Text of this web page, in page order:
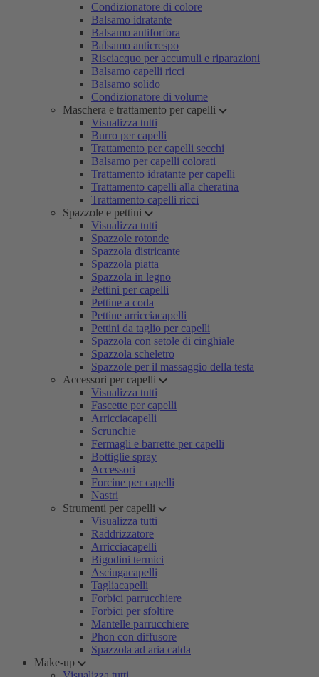
Condizionatore di colore
Balsamo idratante
Balsamo antiforfora
Balsamo anticrespo
Risciacquo per accumuli e riparazioni
Balsamo capelli ricci
Balsamo solido
Condizionatore di volume
Maschera e trattamento per capelli
Visualizza tutti
Burro per capelli
Trattamento per capelli secchi
Balsamo per capelli colorati
Trattamento idratante per capelli
Trattamento capelli alla cheratina
Trattamento capelli ricci
Spazzole e pettini
Visualizza tutti
Spazzole rotonde
Spazzola districante
Spazzola piatta
Spazzola in legno
Pettini per capelli
Pettine a coda
Pettine arricciacapelli
Pettini da taglio per capelli
Spazzola con setole di cinghiale
Spazzola scheletro
Spazzole per il massaggio della testa
Accessori per capelli
Visualizza tutti
Fascette per capelli
Arricciacapelli
Scrunchie
Fermagli e barrette per capelli
Bottiglie spray
Accessori
Forcine per capelli
Nastri
Strumenti per capelli
Visualizza tutti
Raddrizzatore
Arricciacapelli
Bigodini termici
Asciugacapelli
Tagliacapelli
Forbici parrucchiere
Forbici per sfoltire
Mantelle parrucchiere
Phon con diffusore
Spazzola ad aria calda
Make-up